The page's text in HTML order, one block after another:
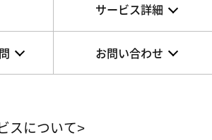
サービス詳細
お問い合わせ
スについて>